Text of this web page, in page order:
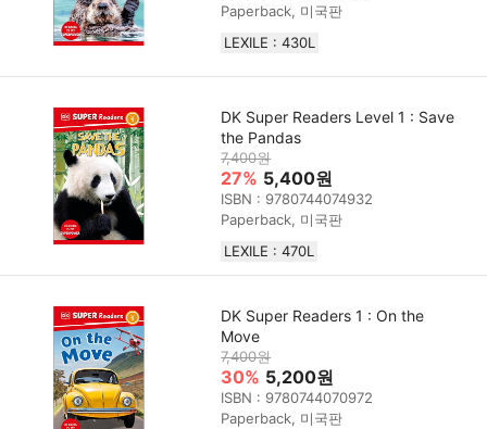
Paperback, 미국판
LEXILE : 430L
DK Super Readers Level 1 : Save
the Pandas
7,400원
27% 5,400원
ISBN : 9780744074932
Paperback, 미국판
LEXILE : 470L
DK Super Readers 1 : On the
Move
7,400원
30% 5,200원
ISBN : 9780744070972
Paperback, 미국판